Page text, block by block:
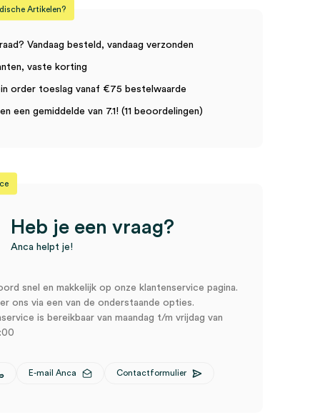
Artikelen?
Vandaag besteld, vandaag verzonden
vaste korting
order toeslag vanaf €75 bestelwaarde
een gemiddelde van 7.1! (11 beoordelingen)
Heb je een vraag?
Anca helpt je!
snel en makkelijk op onze klantenservice pagina.
ons via een van de onderstaande opties.
is bereikbaar van maandag t/m vrijdag van
E-mail Anca Contactformulier